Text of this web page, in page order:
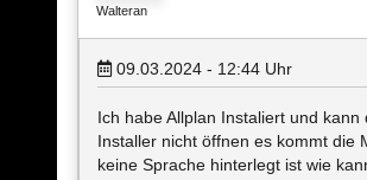
Walteran
09.03.2024 - 12:44 Uhr
Ich habe Allplan Instaliert und kann
Installer nicht öffnen es kommt die
keine Sprache hinterlegt ist wie